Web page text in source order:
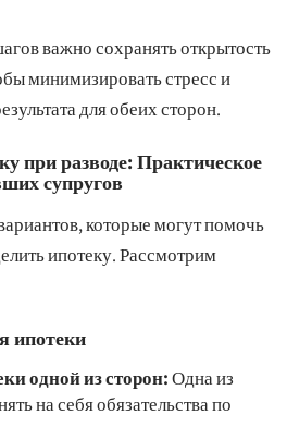
важно сохранять открытость
минимизировать стресс и
для обеих сторон.
при разводе: Практическое
супругов
которые могут помочь
ипотеку. Рассмотрим
ипотеки
одной из сторон:Одна из
на себя обязательства по